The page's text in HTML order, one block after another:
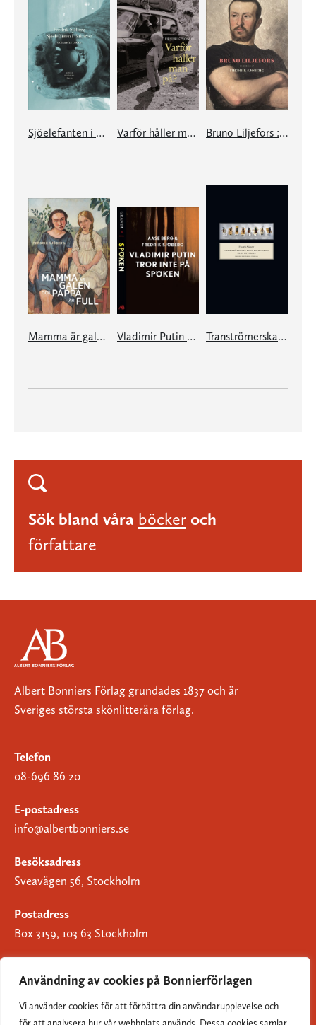
Användning av cookies på Bonnierförlagen
Vi använder cookies för att förbättra din användarupplevelse och
Sjöelefanten i Bukarest Varför håller man på? Bruno Liljefors : en biografi av Fredrik Sjöberg
Mamma är galen och pappa är full Vladimir Putin tror inte på spöken: en e-singel ur Granta #4 Tranströmerska insektsamlingen
Sök bland våra böcker och
författare
Albert Bonniers Förlag grundades 1837 och är
Sveriges största skönlitterära förlag.
Telefon
08-696 86 20
E-postadress
info@albertbonniers.se
Besöksadress
Sveavägen 56, Stockholm
Postadress
Box 3159, 103 63 Stockholm
Om Bonnierförlagen